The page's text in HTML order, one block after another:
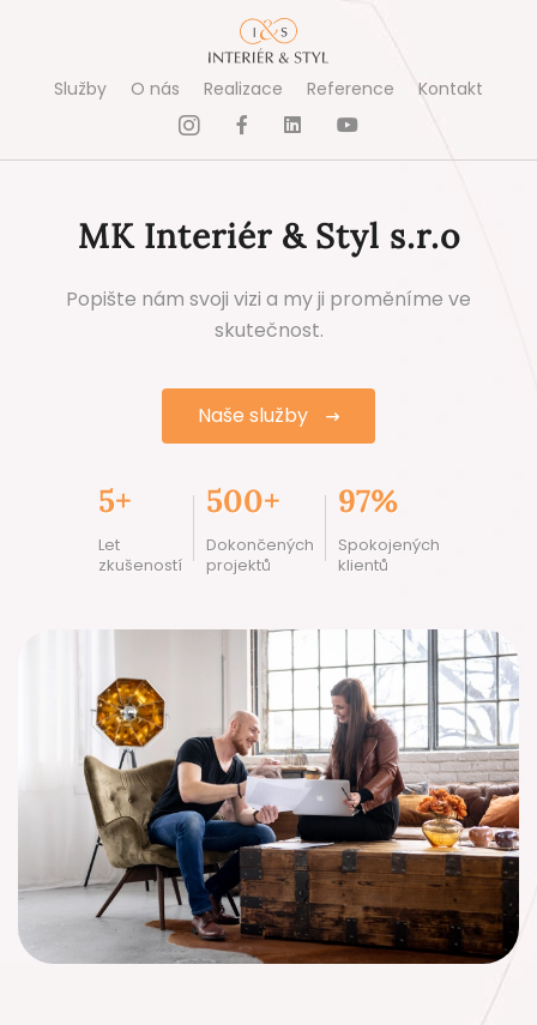
Služby O nás Realizace Reference Kontakt
MK Interiér & Styl s.r.o
Popište nám svoji vizi a my ji proměníme ve
skutečnost.
Naše služby
5+
Let
zkušeností
500+
Dokončených
projektů
97%
Spokojených
klientů